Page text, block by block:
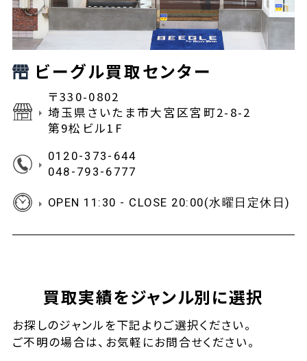
ビーグル買取センター
〒330-0802
埼玉県さいたま市大宮区宮町2-8-2
第9松ビル1F
0120-373-644
048-793-6777
OPEN 11:30 - CLOSE 20:00(水曜日定休日)
買取実績をジャンル別に選択
お探しのジャンルを下記よりご選択ください。
ご不明の場合は、お気軽にお問合せください。